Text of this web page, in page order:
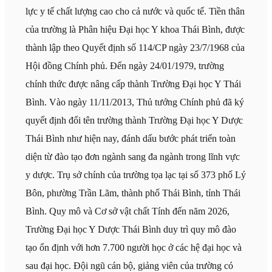
lực y tế chất lượng cao cho cả nước và quốc tế. Tiền thân
của trường là Phân hiệu Đại học Y khoa Thái Bình, được
thành lập theo Quyết định số 114/CP ngày 23/7/1968 của
Hội đồng Chính phủ. Đến ngày 24/01/1979, trường
chính thức được nâng cấp thành Trường Đại học Y Thái
Bình. Vào ngày 11/11/2013, Thủ tướng Chính phủ đã ký
quyết định đổi tên trường thành Trường Đại học Y Dược
Thái Bình như hiện nay, đánh dấu bước phát triển toàn
diện từ đào tạo đơn ngành sang đa ngành trong lĩnh vực
y dược. Trụ sở chính của trường tọa lạc tại số 373 phố Lý
Bôn, phường Trần Lãm, thành phố Thái Bình, tỉnh Thái
Bình. Quy mô và Cơ sở vật chất Tính đến năm 2026,
Trường Đại học Y Dược Thái Bình duy trì quy mô đào
tạo ổn định với hơn 7.700 người học ở các hệ đại học và
sau đại học. Đội ngũ cán bộ, giảng viên của trường có